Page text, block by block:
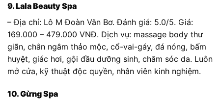
9. Lala Beauty Spa
– Địa chỉ: Lô M Đoàn Văn Bơ. Đánh giá: 5.0/5. Giá:
169.000 – 479.000 VNĐ. Dịch vụ: massage body thư
giãn, chân ngâm thảo mộc, cổ-vai-gáy, đá nóng, bấm
huyệt, giác hơi, gội đầu dưỡng sinh, chăm sóc da. Luôn
mở cửa, kỹ thuật độc quyền, nhân viên kinh nghiệm.
10. Gừng Spa